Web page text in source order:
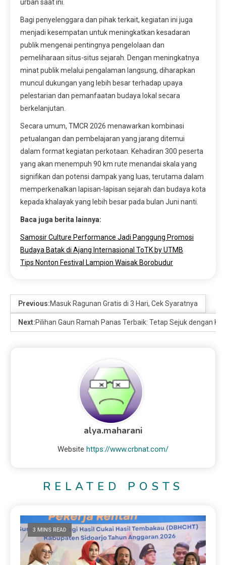
urban saat ini.
Bagi penyelenggara dan pihak terkait, kegiatan ini juga
menjadi kesempatan untuk meningkatkan kesadaran
publik mengenai pentingnya pengelolaan dan
pemeliharaan situs-situs sejarah. Dengan meningkatnya
minat publik melalui pengalaman langsung, diharapkan
muncul dukungan yang lebih besar terhadap upaya
pelestarian dan pemanfaatan budaya lokal secara
berkelanjutan.
Secara umum, TMCR 2026 menawarkan kombinasi
petualangan dan pembelajaran yang jarang ditemui
dalam format kegiatan perkotaan. Kehadiran 300 peserta
yang akan menempuh 90 km rute menandai skala yang
signifikan dan potensi dampak yang luas, terutama dalam
memperkenalkan lapisan-lapisan sejarah dan budaya kota
kepada khalayak yang lebih besar pada bulan Juni nanti.
Baca juga berita lainnya:
Samosir Culture Performance Jadi Panggung Promosi
Budaya Batak di Ajang Internasional ToTK by UTMB
Tips Nonton Festival Lampion Waisak Borobudur
Previous:Masuk Ragunan Gratis di 3 Hari, Cek Syaratnya
Next:Pilihan Gaun Ramah Panas Terbaik: Tetap Sejuk dengan
alya.maharani
Website https://www.crbnat.com/
RELATED POSTS
3 MINS READ